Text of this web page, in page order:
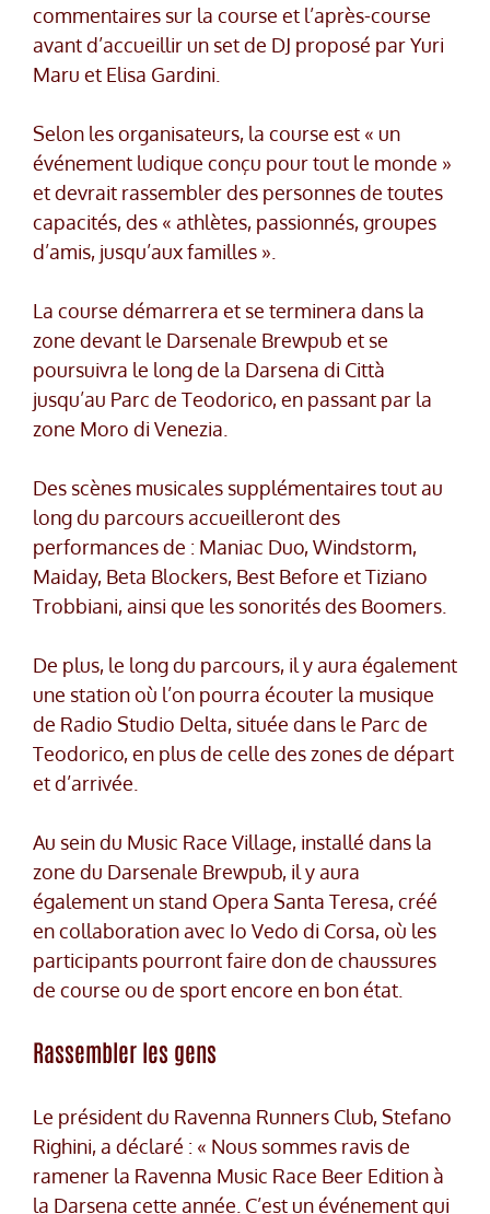
commentaires sur la course et l’après-course
avant d’accueillir un set de DJ proposé par Yuri
Maru et Elisa Gardini.
Selon les organisateurs, la course est « un
événement ludique conçu pour tout le monde »
et devrait rassembler des personnes de toutes
capacités, des « athlètes, passionnés, groupes
d’amis, jusqu’aux familles ».
La course démarrera et se terminera dans la
zone devant le Darsenale Brewpub et se
poursuivra le long de la Darsena di Città
jusqu’au Parc de Teodorico, en passant par la
zone Moro di Venezia.
Des scènes musicales supplémentaires tout au
long du parcours accueilleront des
performances de : Maniac Duo, Windstorm,
Maiday, Beta Blockers, Best Before et Tiziano
Trobbiani, ainsi que les sonorités des Boomers.
De plus, le long du parcours, il y aura également
une station où l’on pourra écouter la musique
de Radio Studio Delta, située dans le Parc de
Teodorico, en plus de celle des zones de départ
et d’arrivée.
Au sein du Music Race Village, installé dans la
zone du Darsenale Brewpub, il y aura
également un stand Opera Santa Teresa, créé
en collaboration avec Io Vedo di Corsa, où les
participants pourront faire don de chaussures
de course ou de sport encore en bon état.
Rassembler les gens
Le président du Ravenna Runners Club, Stefano
Righini, a déclaré : « Nous sommes ravis de
ramener la Ravenna Music Race Beer Edition à
la Darsena cette année. C’est un événement qui